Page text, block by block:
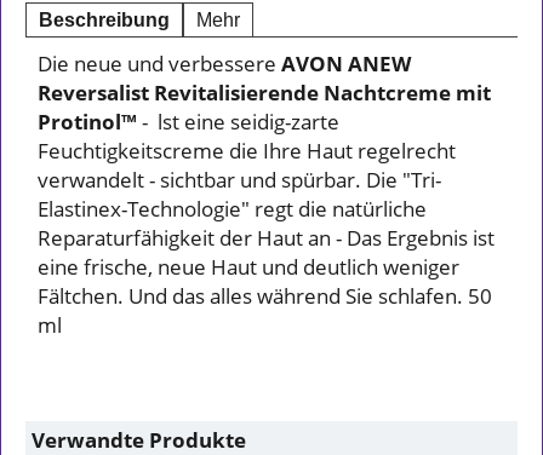
Beschreibung Mehr
Die neue und verbessere AVON ANEW
Reversalist Revitalisierende Nachtcreme mit
Protinol™ - lst eine seidig-zarte
Feuchtigkeitscreme die Ihre Haut regelrecht
verwandelt - sichtbar und spürbar. Die "Tri-
Elastinex-Technologie" regt die natürliche
Reparaturfähigkeit der Haut an - Das Ergebnis ist
eine frische, neue Haut und deutlich weniger
Fältchen. Und das alles während Sie schlafen. 50
ml
Verwandte Produkte